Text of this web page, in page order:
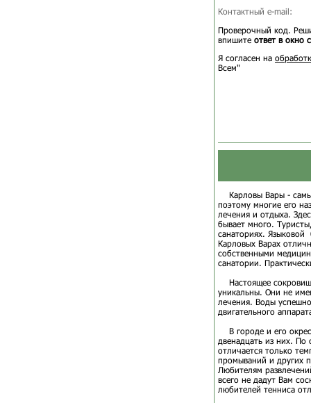
Контактный e-mail:
Проверочный код.
впишите ответ в окно
Я согласен на
Всем"
Карловы Вары -
поэтому многие его
лечения и отдыха.
бывает много.
санаториях. Языковой
Карловых Варах
собственными
санатории.
Настоящее
уникальны. Они не
лечения. Воды
двигательного
В городе и его
двенадцать из них. По
отличается только
промываний и других
Любителям
всего не дадут Вам
любителей тенниса